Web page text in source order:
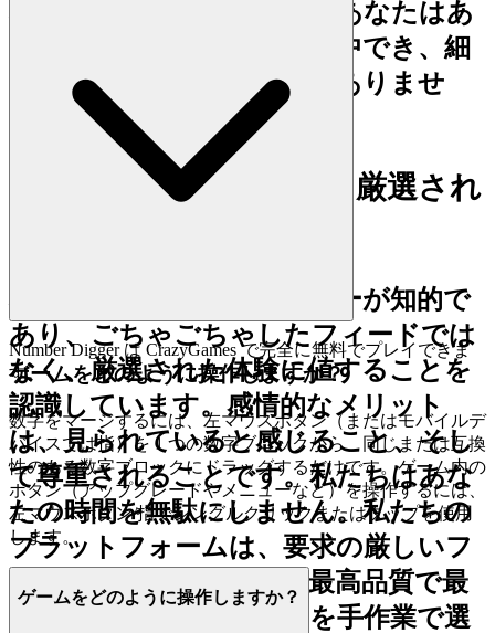
構築します。これにより、あなたはあ
なたの遺産を築くことに集中でき、細
字について心配する必要はありませ
4. プレイヤーへの敬意：厳選され
私たちは、現代のプレイヤーが知的で
あり、ごちゃごちゃしたフィードでは
なく、厳選された体験に値することを
認識しています。感情的なメリット
は、見られていると感じること、そし
て尊重されることです。私たちはあな
たの時間を無駄にしません。私たちの
プラットフォームは、要求の厳しいフ
ィルターとして機能し、最高品質で最
も魅力的なタイトルだけを手作業で選
Number Digger は CrazyGames で完全に無料でプレイできま
す。
ゲームをどのように操作しますか？
数字をマージするには、左マウスボタン（またはモバイルデ
バイスでは指）を 1 つの数字ブロックから、同じまたは互換
性のある数字ブロックにドラッグするだけです。ゲーム内の
ボタン（アップグレードやメニューなど）を操作するには、
左マウスボタン/指でシングルクリックまたはタップを使用
します。
ゲームをどのように操作しますか？